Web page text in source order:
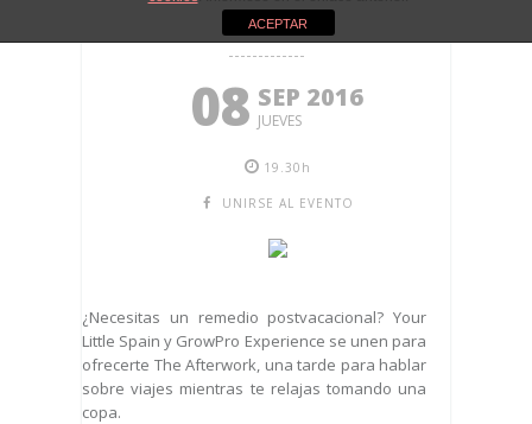
MADRID
08 SEP 2016
JUEVES
19.30h
UNIRSE AL EVENTO
¿Necesitas un remedio postvacacional? Your
Little Spain y GrowPro Experience se unen para
ofrecerte The Afterwork, una tarde para hablar
sobre viajes mientras te relajas tomando una
copa.
ACEPTAR